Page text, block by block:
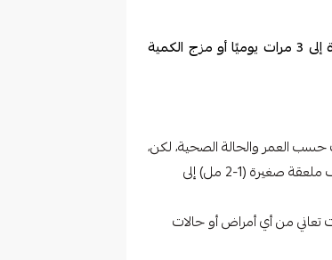
يُفضل تناول ما مقداره نصف ملعقة صغيرة إلى ملعقة مرة واحدة إلى 3 مرات يوميًا أو مزج الكمية
العمر والحالة الصحية، لكن،
تتراوح الجرعة اليومية المستخدمة في بعض الأبحاث السريرية من نصف ملعقة صغيرة (1-2 مل) إلى
تعاني من أي أمراض أو حالات